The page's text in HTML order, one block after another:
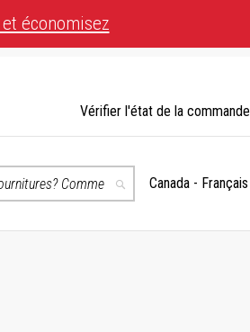
économisez
Recherche
Choisir
Canada - Français
Vérifier l'état de la commande